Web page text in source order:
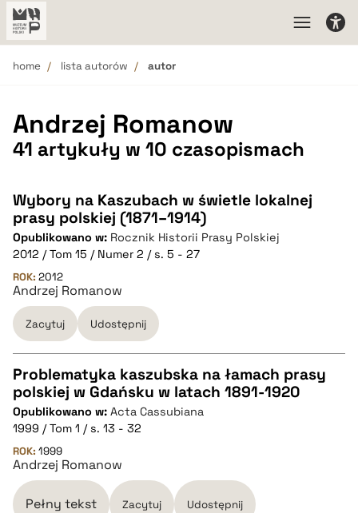
home lista autorów autor
Andrzej Romanow
41 artykuły w 10 czasopismach
Wybory na Kaszubach w świetle lokalnej
prasy polskiej (1871–1914)
Opublikowano w: Rocznik Historii Prasy Polskiej
2012 / Tom 15 / Numer 2 / s. 5 - 27
ROK: 2012
Andrzej Romanow
Zacytuj Udostępnij
CZYSTY TEKST
pobierz cytat
BIBTEX
Problematyka kaszubska na łamach prasy
polskiej w Gdańsku w latach 1891-1920
Opublikowano w: Acta Cassubiana
1999 / Tom 1 / s. 13 - 32
ROK: 1999
Andrzej Romanow
Pełny tekst Zacytuj Udostępnij